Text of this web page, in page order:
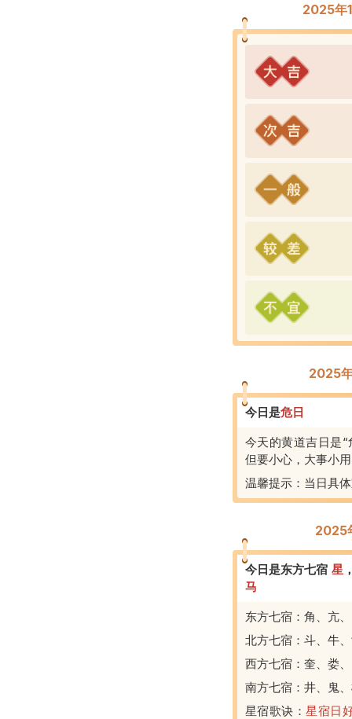
2025年
2025
今日是危日
今天的黄道吉日是
但要小心，大事小
温馨提示：当日具
2025
今日是东方七宿 星
马
东方七宿：角、亢
北方七宿：斗、牛
西方七宿：奎、娄
南方七宿：井、鬼
星宿歌诀：星宿日